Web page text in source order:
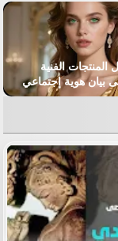
الفنية
بيان هوية إجتماعي